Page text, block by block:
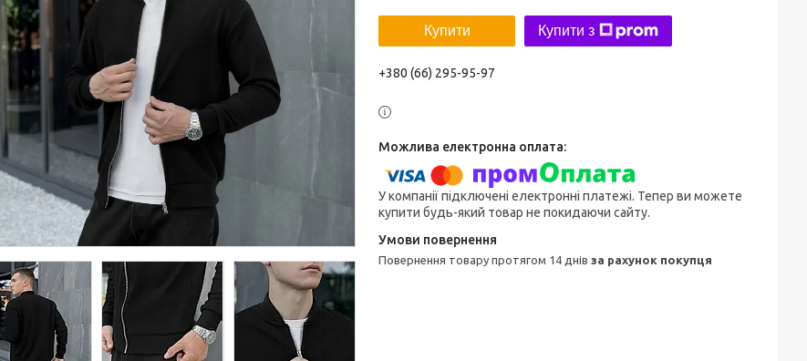
Купити Купити з
+380 (66) 295-95-97
У компанії підключені електронні платежі. Тепер ви можете
купити будь-який товар не покидаючи сайту.
повернення товару протягом 14 днів за рахунок покупця